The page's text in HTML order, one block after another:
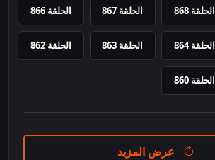
الحلقة 868 الحلقة 867 الحلقة 866
الحلقة 864 الحلقة 863 الحلقة 862
الحلقة 860
عرض المزيد